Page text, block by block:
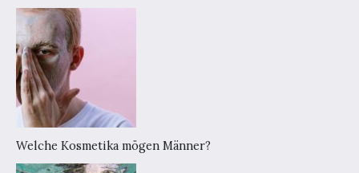
Welche Kosmetika mögen Männer?